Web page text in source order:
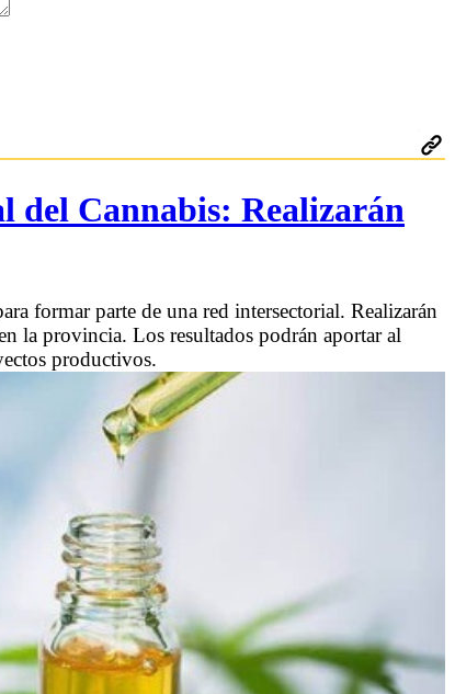
del Cannabis: Realizarán
formar parte de una red intersectorial. Realizarán
la provincia. Los resultados podrán aportar al
productivos.